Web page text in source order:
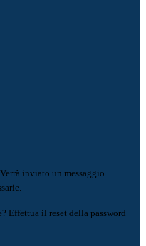
Verrà inviato un messaggio
Effettua il reset della password